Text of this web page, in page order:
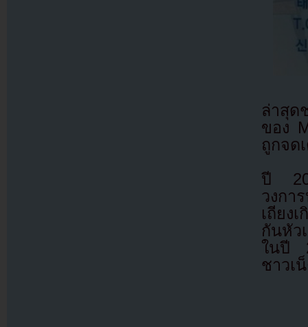
ล่าสุด
ของ
ถูกจด
ปี
วงกา
เถียง
กันหัว
ในปี
ชาวเ